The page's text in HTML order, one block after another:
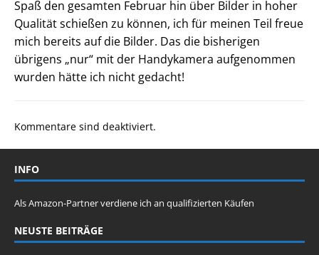
Spaß den gesamten Februar hin über Bilder in hoher
Qualität schießen zu können, ich für meinen Teil freue
mich bereits auf die Bilder. Das die bisherigen
übrigens „nur“ mit der Handykamera aufgenommen
wurden hätte ich nicht gedacht!
Kommentare sind deaktiviert.
INFO
Als Amazon-Partner verdiene ich an qualifizierten Käufen
NEUSTE BEITRÄGE